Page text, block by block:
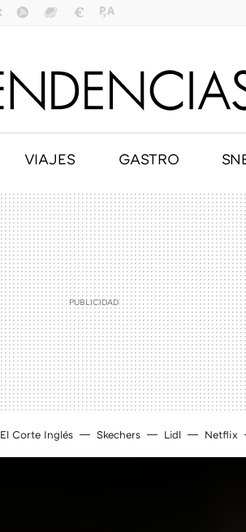
VIAJES GASTRO
El Corte Inglés Skechers Lidl Netflix